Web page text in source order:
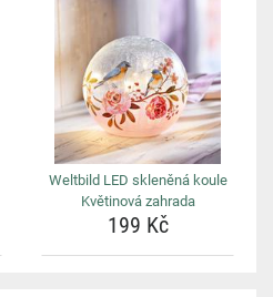
Weltbild LED skleněná koule
Květinová zahrada
199 Kč